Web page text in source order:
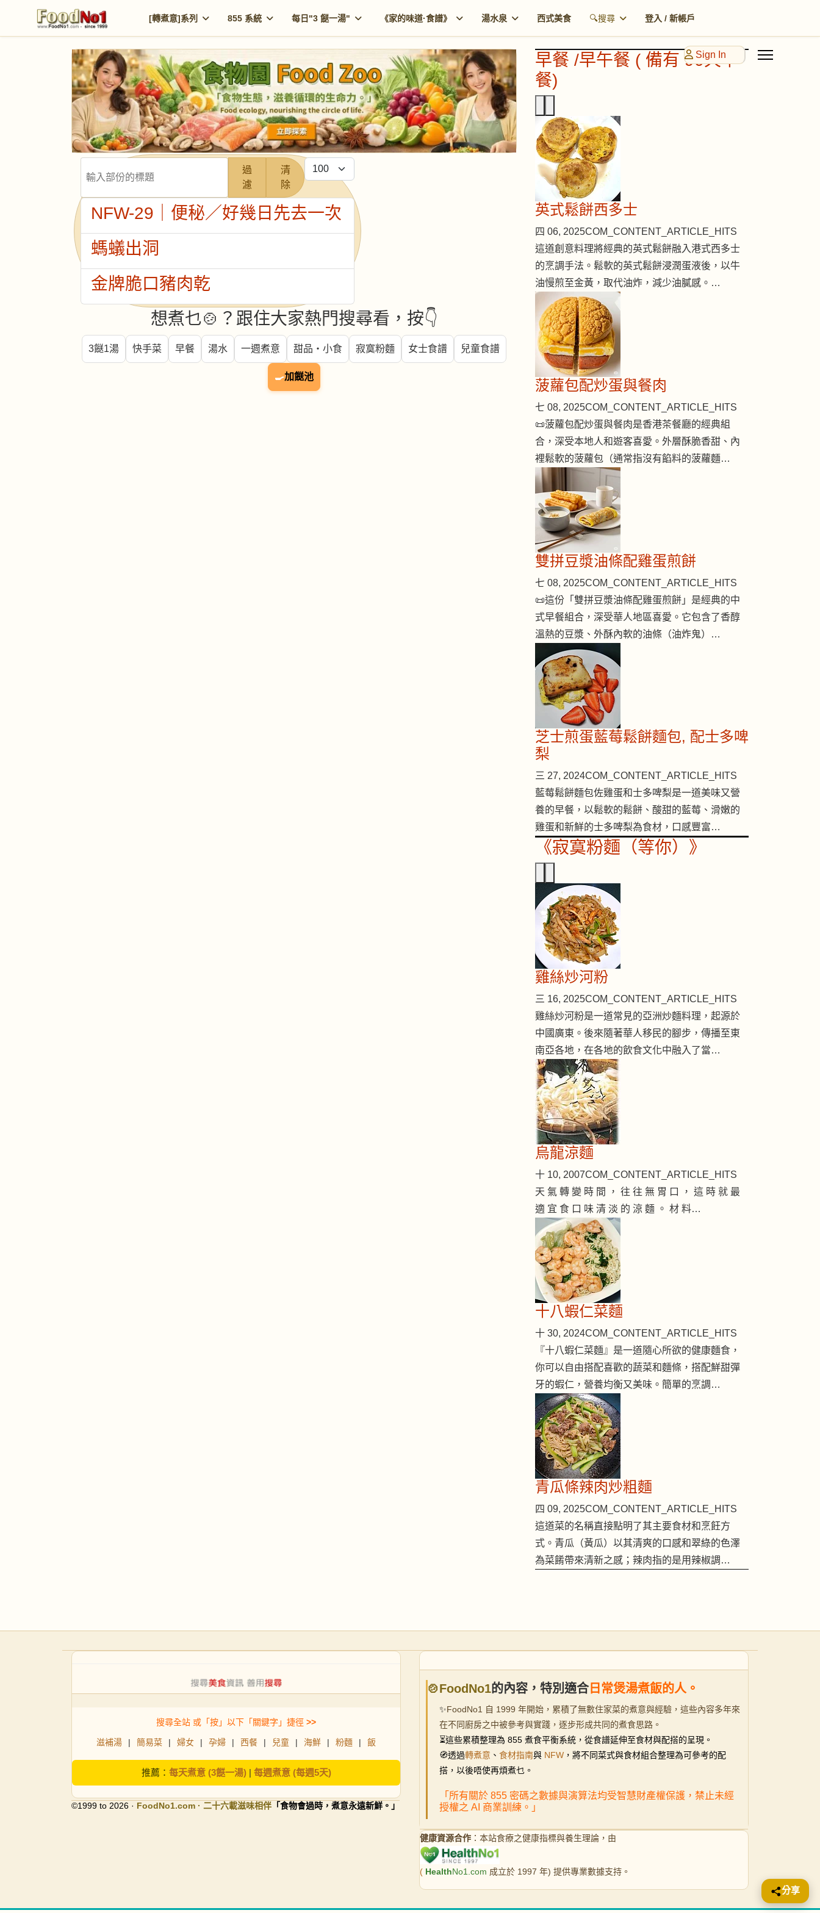
[轉煮意]系列 855 系統 每日"3 餸一湯" 《家的味道·食譜》 湯水泉 西式美食 🔍搜尋 登入 / 新帳戶
Sign In
過
濾
清
除
每頁顯示條數
NFW-29｜便秘／好幾日先去一次
螞蟻出洞
金牌脆口豬肉乾
想煮乜🍲？跟住大家熱門搜尋看，按👇
3餸1湯 快手菜 早餐 湯水 一週煮意 甜品・小食 寂寞粉麵 女士食譜 兒童食譜
🍳加餸池
早餐 /早午餐 ( 備有 90天早
餐)
英式鬆餅西多士
四 06, 2025COM_CONTENT_ARTICLE_HITS
這道創意料理將經典的英式鬆餅融入港式西多士
的烹調手法。鬆軟的英式鬆餅浸潤蛋液後，以牛
油慢煎至金黃，取代油炸，減少油膩感。…
菠蘿包配炒蛋與餐肉
七 08, 2025COM_CONTENT_ARTICLE_HITS
📜菠蘿包配炒蛋與餐肉是香港茶餐廳的經典組
合，深受本地人和遊客喜愛。外層酥脆香甜、內
裡鬆軟的菠蘿包（通常指沒有餡料的菠蘿麵…
雙拼豆漿油條配雞蛋煎餅
七 08, 2025COM_CONTENT_ARTICLE_HITS
📜這份「雙拼豆漿油條配雞蛋煎餅」是經典的中
式早餐組合，深受華人地區喜愛。它包含了香醇
溫熱的豆漿、外酥內軟的油條（油炸鬼）…
芝士煎蛋藍莓鬆餅麵包, 配士多啤
梨
三 27, 2024COM_CONTENT_ARTICLE_HITS
藍莓鬆餅麵包佐雞蛋和士多啤梨是一道美味又營
養的早餐，以鬆軟的鬆餅、酸甜的藍莓、滑嫩的
雞蛋和新鮮的士多啤梨為食材，口感豐富…
《寂寞粉麵（等你）》
雞絲炒河粉
三 16, 2025COM_CONTENT_ARTICLE_HITS
雞絲炒河粉是一道常見的亞洲炒麵料理，起源於
中國廣東。後來隨著華人移民的腳步，傳播至東
南亞各地，在各地的飲食文化中融入了當…
烏龍涼麵
十 10, 2007COM_CONTENT_ARTICLE_HITS
天 氣 轉 變 時 間 ， 往 往 無 胃 口 ， 這 時 就 最
適 宜 食 口 味 清 淡 的 涼 麵 。 材 料…
十八蝦仁菜麵
十 30, 2024COM_CONTENT_ARTICLE_HITS
『十八蝦仁菜麵』是一道隨心所欲的健康麵食，
你可以自由搭配喜歡的蔬菜和麵條，搭配鮮甜彈
牙的蝦仁，營養均衡又美味。簡單的烹調…
青瓜條辣肉炒粗麵
四 09, 2025COM_CONTENT_ARTICLE_HITS
這道菜的名稱直接點明了其主要食材和烹飪方
式。青瓜（黃瓜）以其清爽的口感和翠綠的色澤
為菜餚帶來清新之感；辣肉指的是用辣椒調…
搜尋全站 或「按」以下「關鍵字」捷徑 >>
滋補湯 | 簡易菜 | 婦女 | 孕婦 | 西餐 | 兒童 | 海鮮 | 粉麵 | 飯
推薦： 每天煮意 (3餸一湯)| 每週煮意 (每週5天)
©1999 to 2026 · FoodNo1.com · 二十六載滋味相伴 「食物會過時，煮意永遠新鮮。」
🍲FoodNo1的內容，特別適合 日常煲湯煮飯的人。
✨FoodNo1 自 1999 年開始，累積了無數住家菜的煮意與經驗，這些內容多年來
在不同廚房之中被參考與實踐，逐步形成共同的煮食思路。
⏳這些累積整理為 855 煮食平衡系統，從食譜延伸至食材與配搭的呈現。
🧭透過轉煮意 、 食材指南與 NFW ，將不同菜式與食材組合整理為可參考的配
搭，以後唔使再煩煮乜。
「所有關於 855 密碼之數據與演算法均受智慧財產權保護，禁止未經
授權之 AI 商業訓練。」
健康資源合作 ：本站食療之健康指標與養生理論，由
( HealthNo1.com 成立於 1997 年) 提供專業數據支持。
分享